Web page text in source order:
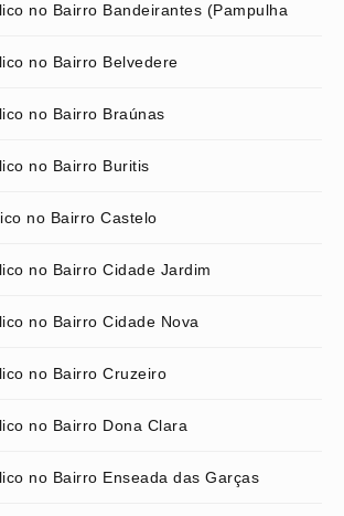
no Bairro Bandeirantes (Pampulha
no Bairro Belvedere
no Bairro Braúnas
no Bairro Buritis
no Bairro Castelo
no Bairro Cidade Jardim
no Bairro Cidade Nova
no Bairro Cruzeiro
no Bairro Dona Clara
no Bairro Enseada das Garças